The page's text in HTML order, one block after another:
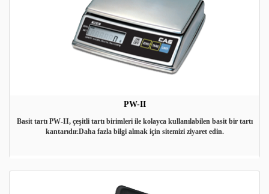
PW-II
Basit tartı PW-II, çeşitli tartı birimleri ile kolayca kullanılabilen basit bir tartı
kantarıdır.Daha fazla bilgi almak için sitemizi ziyaret edin.